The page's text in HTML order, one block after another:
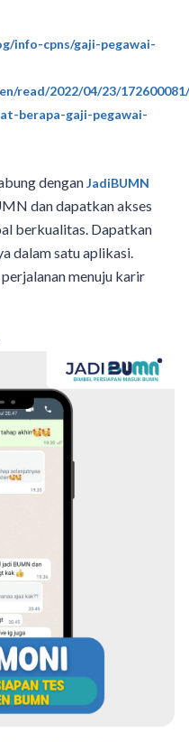
info-cpns/gaji-pegawai-
read/2022/04/23/
berapa-gaji-pegawai-
denganJadiBUMN
dan dapatkan akses
berkualitas. Dapatkan
dalam satu aplikasi.
menuju karir